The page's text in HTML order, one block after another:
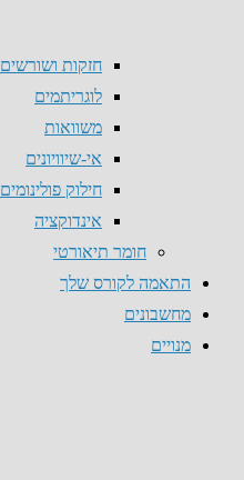
חזקות ושורשים
לוגריתמים
משוואות
אי-שיוויונים
חילוק פולינומים
אינדוקציה
חומר תיאורטי
התאמה לקורס שלך
מחשבונים
מנויים